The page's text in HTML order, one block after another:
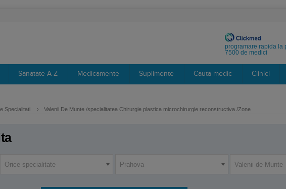
programare rapida la
7500 de medici
Sanatate A-Z Medicamente Suplimente Cauta medic Clinici
Specialitati › Valenii De Munte /specialitatea Chirurgie plastica microchirurgie reconstructiva /Zone
Orice specialitate Prahova Valenii de Munte